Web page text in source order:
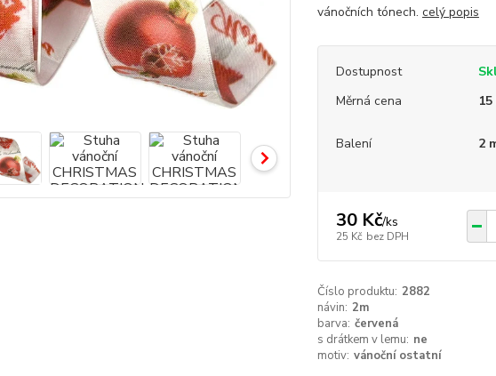
vánočních tónech. celý popis
Dostupnost
Měrná cena
Balení 2
30 Kč/ks
25 Kč bez DPH
Číslo produktu: 2882
návin: 2m
barva: červená
s drátkem v lemu: ne
motiv: vánoční ostatní